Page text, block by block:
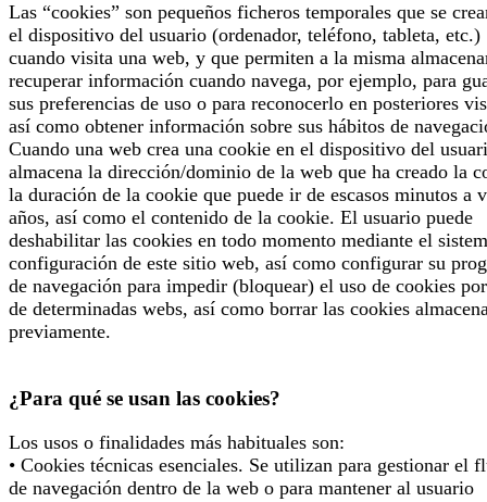
Las “cookies” son pequeños ficheros temporales que se
el dispositivo del usuario (ordenador, teléfono, tableta, etc.)
cuando visita una web, y que permiten a la misma
recuperar información cuando navega, por ejemplo, para
sus preferencias de uso o para reconocerlo en posteriores
así como obtener información sobre sus hábitos de
Cuando una web crea una cookie en el dispositivo del
almacena la dirección/dominio de la web que ha creado la
la duración de la cookie que puede ir de escasos minutos a
años, así como el contenido de la cookie. El usuario puede
deshabilitar las cookies en todo momento mediante el
configuración de este sitio web, así como configurar su
de navegación para impedir (bloquear) el uso de cookies
de determinadas webs, así como borrar las cookies
previamente.
¿Para qué se usan las cookies?
Los usos o finalidades más habituales son:
• Cookies técnicas esenciales. Se utilizan para gestionar el
de navegación dentro de la web o para mantener al usuario